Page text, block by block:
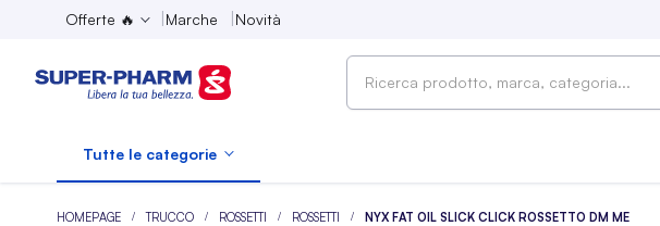
Offerte 🔥 Marche Novità
Tutte le categorie
HOMEPAGE TRUCCO ROSSETTI ROSSETTI NYX FAT OIL SLICK CLICK ROSSETTO DM ME